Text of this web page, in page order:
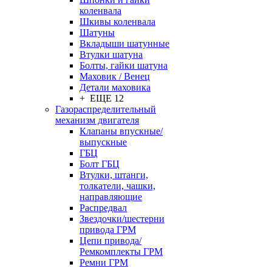
коленвала
Шкивы коленвала
Шатуны
Вкладыши шатунные
Втулки шатуна
Болты, гайки шатуна
Маховик / Венец
Детали маховика
+ ЕЩЕ 12
Газораспределительный
механизм двигателя
Клапаны впускные/
выпускные
ГБЦ
Болт ГБЦ
Втулки, штанги,
толкатели, чашки,
направляющие
Распредвал
Звездочки/шестерни
привода ГРМ
Цепи привода/
Ремкомплекты ГРМ
Ремни ГРМ